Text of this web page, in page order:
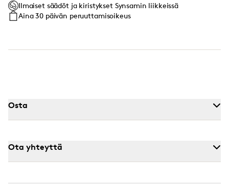
Ilmaiset säädöt ja kiristykset Synsamin liikkeissä
Aina 30 päivän peruuttamisoikeus
Osta
Ota yhteyttä